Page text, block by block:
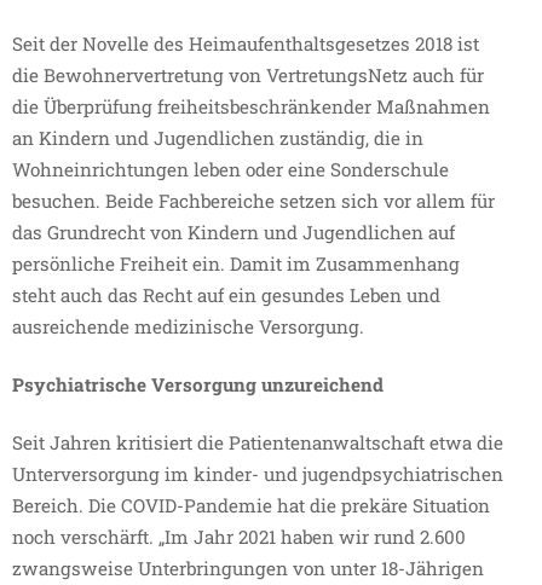
Seit der Novelle des Heimaufenthaltsgesetzes 2018 ist
die Bewohnervertretung von VertretungsNetz auch für
die Überprüfung freiheitsbeschränkender Maßnahmen
an Kindern und Jugendlichen zuständig, die in
Wohneinrichtungen leben oder eine Sonderschule
besuchen. Beide Fachbereiche setzen sich vor allem für
das Grundrecht von Kindern und Jugendlichen auf
persönliche Freiheit ein. Damit im Zusammenhang
steht auch das Recht auf ein gesundes Leben und
ausreichende medizinische Versorgung.
Psychiatrische Versorgung unzureichend
Seit Jahren kritisiert die Patientenanwaltschaft etwa die
Unterversorgung im kinder- und jugendpsychiatrischen
Bereich. Die COVID-Pandemie hat die prekäre Situation
noch verschärft. „Im Jahr 2021 haben wir rund 2.600
zwangsweise Unterbringungen von unter 18-Jährigen